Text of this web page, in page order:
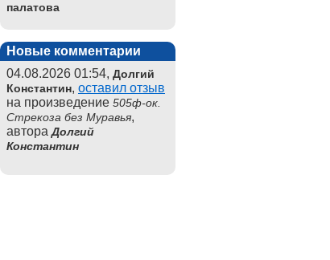
палатова
Новые комментарии
04.08.2026 01:54, Долгий
Константин, оставил отзыв
на произведение 505ф-ок.
Стрекоза без Муравья,
автораДолгий
Константин